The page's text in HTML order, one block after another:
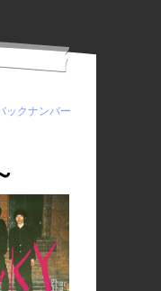
ックナンバー